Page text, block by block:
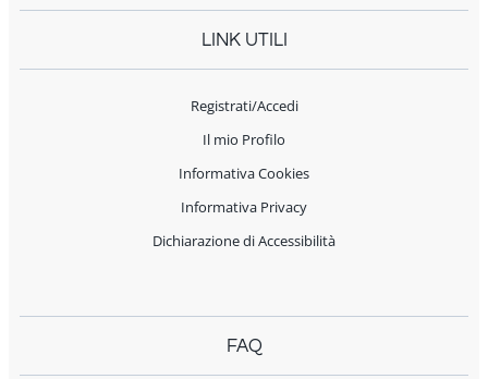
LINK UTILI
Registrati/Accedi
Il mio Profilo
Informativa Cookies
Informativa Privacy
Dichiarazione di Accessibilità
FAQ